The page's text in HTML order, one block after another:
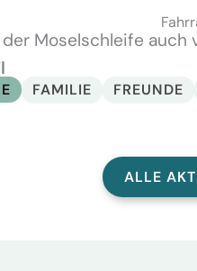
Moselschleife
FAMILIE FREUNDE
ALLE